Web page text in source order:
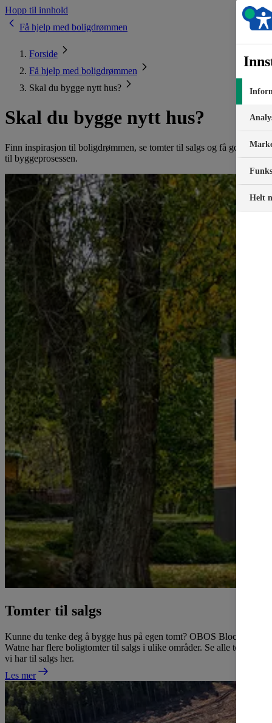
Hopp til innhold
Få hjelp med boligdrømmen
Forside
Få hjelp med boligdrømmen
Skal du bygge nytt hus?
Skal du bygge nytt hus?
Finn inspirasjon til boligdrømmen, se tomter til salgs og få gode råd
til byggeprosessen.
Tomter til salgs
Kunne du tenke deg å bygge hus på egen tomt? OBOS Block
Watne har flere boligtomter til salgs i ulike områder. Se alle tomtene
vi har til salgs her.
Les mer
Helt